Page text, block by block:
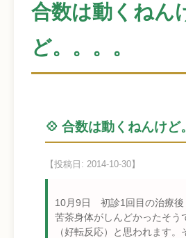
合数は動くねん
ど。。。。
💠 合数は動くねんけど
【投稿日: 2014-10-30】
10月9日 初診1回目の治療
苦茶身体がしんどかったそ
（好転反応）と思われます。